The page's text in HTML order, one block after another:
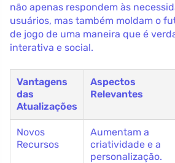
não apenas respondem às
usuários, mas também moldam o
de jogo de uma maneira que é
interativa e social.
Vantagens
das
Atualizações
Aspectos
Relevantes
Novos
Recursos
Aumentam a
criatividade e a
personalização.